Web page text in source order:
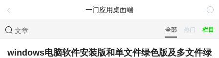
一门应用桌面端
文章 全部 热门 栏目
windows电脑软件安装版和单文件绿色版及多文件绿